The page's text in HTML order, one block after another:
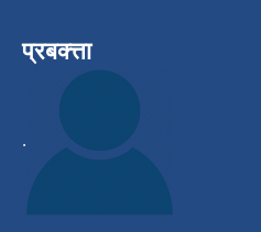
प्रबक्त्ता
.